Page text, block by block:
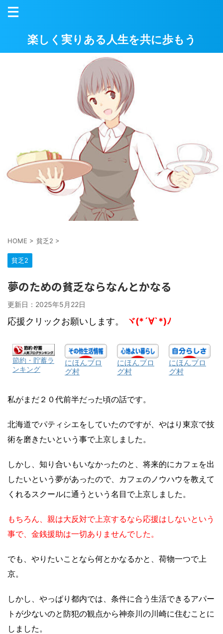
楽しく実りある人生を共に歩もう
HOME > 貧乏2 >
貧乏2
夢のための貧乏ならなんとかなる
更新日： 2025年5月22日
応援クリックお願いします。 ヾ(*´∀`*)ﾉ
節約・貯蓄ラ
ンキング
にほんブロ
グ村
にほんブロ
グ村
にほんブロ
グ村
私がまだ２０代前半だった頃の話です。
北海道でパティシエをしていたのですが、やはり東京で技
術を磨きたいという事で上京しました。
しかし、知り合いもいなかったのと、将来的にカフェを出
したいという夢があったので、カフェのノウハウを教えて
くれるスクールに通うという名目で上京しました。
もちろん、親は大反対で上京するなら応援はしないという
事で、金銭援助は一切ありませんでした。
でも、やりたいことなら何とかなるかと、荷物一つで上
京。
しかし、やっぱり都内では、条件に合う生活できるアパー
トが少ないのと防犯の観点から神奈川の川崎に住むことに
しました。